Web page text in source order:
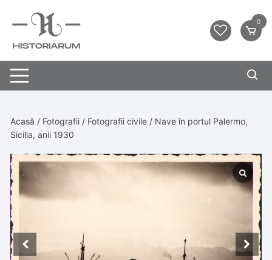
0
Acasă / Fotografii / Fotografii civile / Nave în portul Palermo,
Sicilia, anii 1930